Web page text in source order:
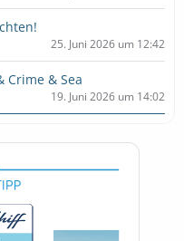
25. Juni 2026 um 12:42
Crime & Sea
19. Juni 2026 um 14:02